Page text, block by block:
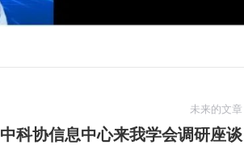
未来的文章
中科协信息中心来我学会调研座谈